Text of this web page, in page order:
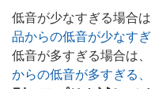
低音が少なすぎる場合
品からの低音が少なす
低音が多すぎる場合は
からの低音が多すぎる